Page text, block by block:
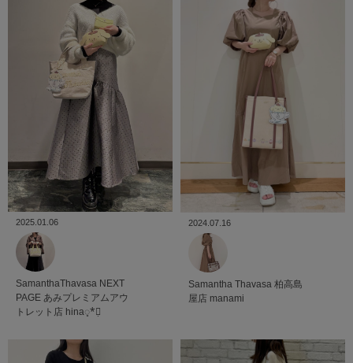
2025.01.06
SamanthaThavasa NEXT
PAGE あみプレミアムアウ
トレット店 hina◌̥*⃝̣
2024.07.16
Samantha Thavasa 柏高島
屋店 manami